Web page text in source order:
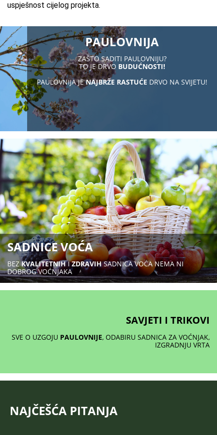
uspješnost cijelog projekta.
PAULOVNIJA
ZAŠTO SADITI PAULOVNIJU?
TO JE DRVO BUDUĆNOSTI!
PAULOVNIJA JENAJBRŽE RASTUĆE DRVO NA SVIJETU!
SADNICE VOĆA
BEZKVALITETNIHIZDRAVIHSADNICA VOĆA NEMA NI
DOBROG VOĆNJAKA
SAVJETI I TRIKOVI
SVE O UZGOJU PAULOVNIJE, ODABIRU SADNICA ZA VOĆNJAK,
IZGRADNJU VRTA
NAJČEŠĆA PITANJA